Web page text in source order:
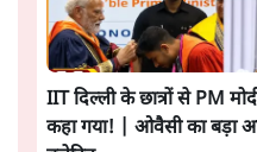
समाज हिंसक, क्रूर और असभ्य
जबकि हिंदू समाज उदार,
में है। इसी के साथ उसका यह
समता, स्वतंत्रता और
यानी यूरोप से आए हैं इसलिए वे